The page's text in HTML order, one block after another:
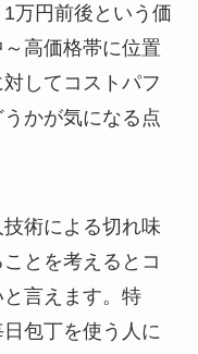
万円前後という価
高価格帯に位置
してコストパフ
かが気になる点
術による切れ味
とを考えるとコ
言えます。特
包丁を使う人に